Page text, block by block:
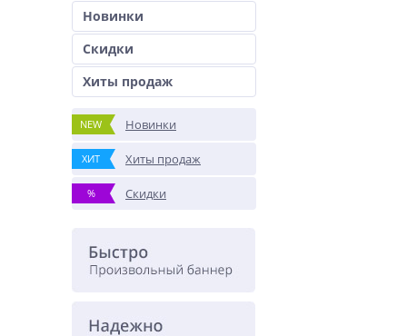
Новинки
Скидки
Хиты продаж
NEW Новинки
ХИТ Хиты продаж
% Скидки